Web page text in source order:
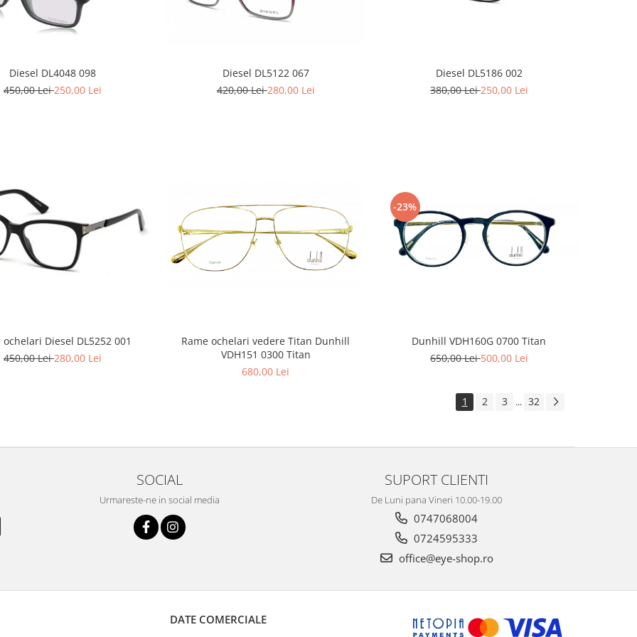
Diesel DL4048 098
450,00 Lei250,00 Lei
Diesel DL5122 067
420,00 Lei280,00 Lei
Diesel DL5186 002
380,00 Lei250,00 Lei
ochelari Diesel DL5252 001
450,00 Lei280,00 Lei
Rame ochelari vedere Titan Dunhill
VDH151 0300 Titan
680,00 Lei
-23%
Dunhill VDH160G 0700 Titan
650,00 Lei500,00 Lei
1 2 3 ... 32
SOCIAL
Urmareste-ne in social media
SUPORT CLIENTI
De Luni pana Vineri 10.00-19.00
0747068004
0724595333
office@eye-shop.ro
DATE COMERCIALE